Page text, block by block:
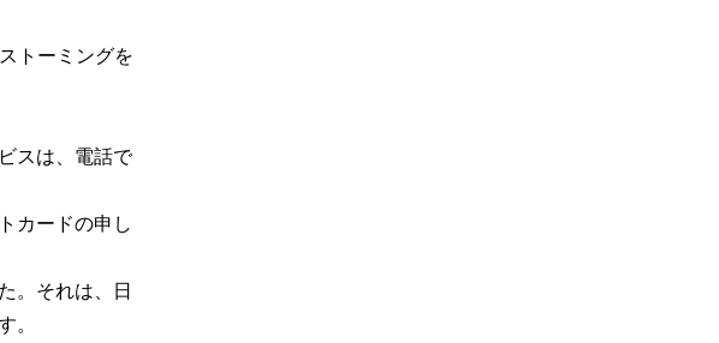
トーミングを
スは、電話で
カードの申し
。それは、日
。